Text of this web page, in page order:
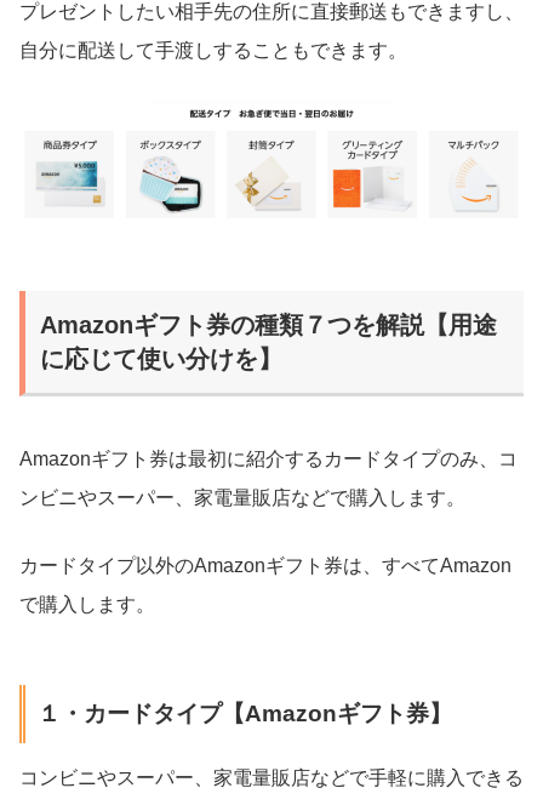
プレゼントしたい相手先の住所に直接郵送もできますし、
自分に配送して手渡しすることもできます。
Amazonギフト券の種類７つを解説【用途
に応じて使い分けを】
Amazonギフト券は最初に紹介するカードタイプのみ、コ
ンビニやスーパー、家電量販店などで購入します。
カードタイプ以外のAmazonギフト券は、すべてAmazon
で購入します。
１・カードタイプ【Amazonギフト券】
コンビニやスーパー、家電量販店などで手軽に購入できる